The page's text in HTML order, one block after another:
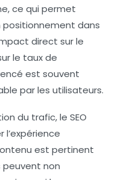
ce qui permet
positionnement dans
direct sur le
le taux de
est souvent
par les utilisateurs.
du trafic, le SEO
l’expérience
est pertinent
non